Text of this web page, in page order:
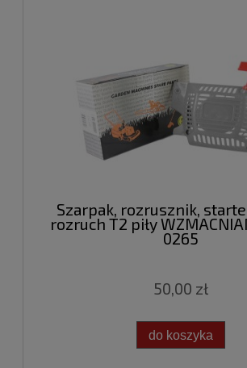
Szarpak, rozrusznik,
rozruch T2 piły
0265
50,00 zł
do koszyka